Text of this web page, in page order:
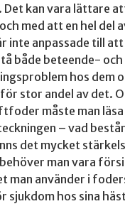
kan vara lättare
med att en hel del
inte anpassade till
både beteende- och
hos dem
stor andel av det.
måste man läsa
– vad
det mycket
man vara
man använder i
sjukdom hos sina